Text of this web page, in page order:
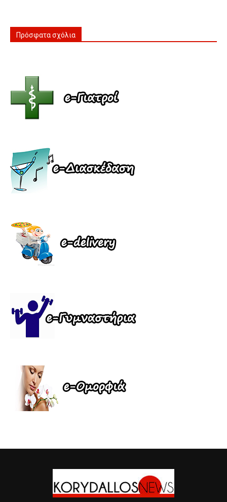
Πρόσφατα σχόλια